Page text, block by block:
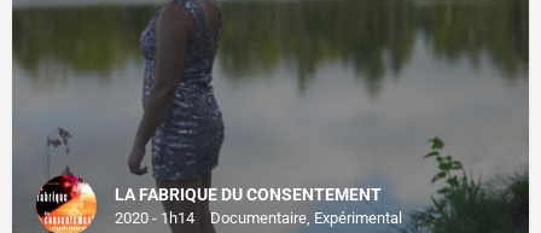
LA FABRIQUE DU CONSENTEMENT
2020 - 1h14 Documentaire, Expérimental